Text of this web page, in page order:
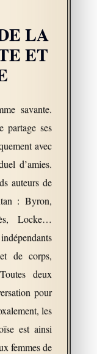
LA
ET
savante.
partage ses
avec
d’amies.
auteurs de
: Byron,
Locke…
de corps,
deux
pour
les
est ainsi
femmes de